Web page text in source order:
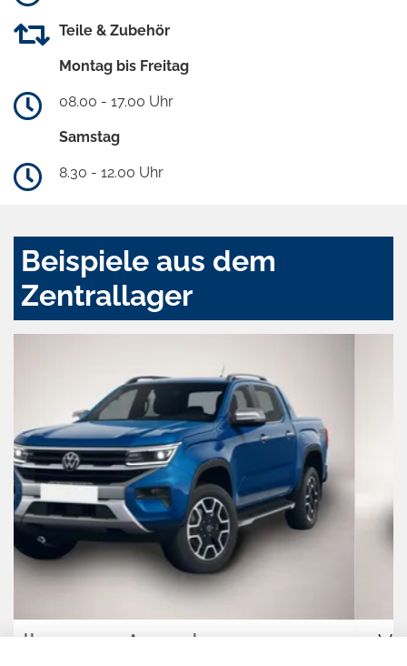
Teile & Zubehör
Montag bis Freitag
08.00 - 17.00 Uhr
Samstag
8.30 - 12.00 Uhr
Beispiele aus dem
Zentrallager
Volkswagen Taigo